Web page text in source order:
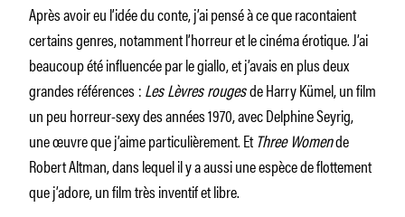
Après avoir eu l’idée du conte, j’ai pensé à ce que racontaient
certains genres, notamment l’horreur et le cinéma érotique. J’ai
beaucoup été influencée par le giallo, et j’avais en plus deux
grandes références :Les Lèvres rougesde Harry Kümel, un film
un peu horreur-sexy des années 1970, avec Delphine Seyrig,
une œuvre que j’aime particulièrement. EtThree Womende
Robert Altman, dans lequel il y a aussi une espèce de flottement
que j’adore, un film très inventif et libre.